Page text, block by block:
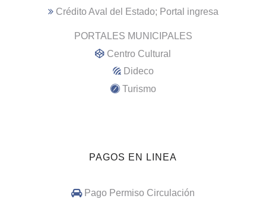
Crédito Aval del Estado; Portal ingresa
PORTALES MUNICIPALES
Centro Cultural
Dideco
Turismo
PAGOS EN LINEA
Pago Permiso Circulación